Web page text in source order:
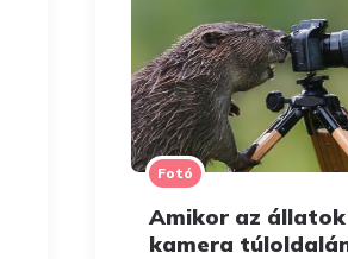
Fotó
Amikor az
kamera